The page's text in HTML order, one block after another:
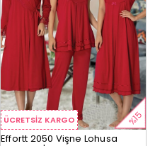
ÜCRETSIZ KARGO %15
Effortt 2050 Vişne Lohusa